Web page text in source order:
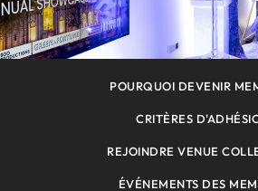
POURQUOI DEVENIR
CRITÈRES
REJOINDRE VENUE
ÉVÉNEMENTS DES